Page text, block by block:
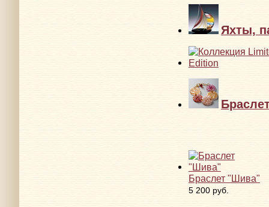
Яхты,
Браслет "Шива"
5 200 руб.